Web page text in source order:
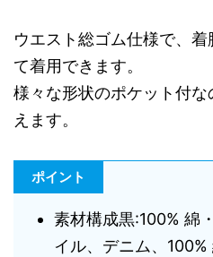
ウエスト総ゴム仕様で、
て着用できます。
様々な形状のポケット付
えます。
ポイント
素材構成黒:100% 綿
イル、デニム、100%